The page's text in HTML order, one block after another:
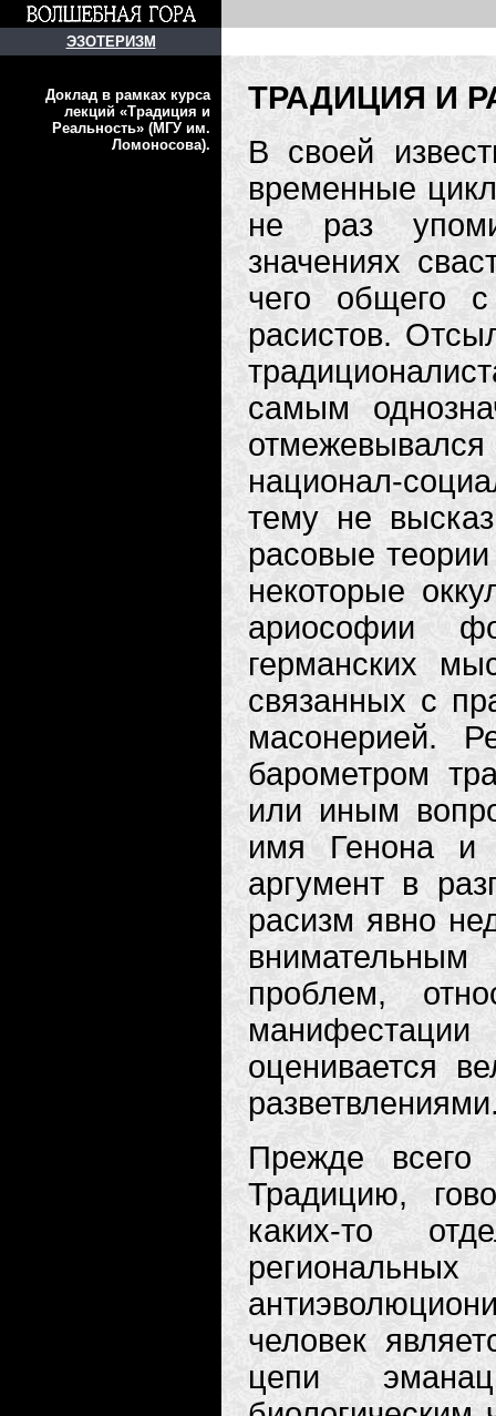
ЭЗОТЕРИЗМ
Доклад в рамках курса
лекций «Традиция и
Реальность» (МГУ им.
Ломоносова).
ТРАДИЦИЯ И
В своей
временные
не раз
значениях
чего общего
расистов.
самым
национал-
тему не
расовые
некоторые
ариософии
германских
связанных с
масонерией.
барометром
или иным
имя Генона и
аргумент в
расизм явно
внимательным
проблем,
оценивается
Прежде всего
Традицию,
каких-то
человек
цепи